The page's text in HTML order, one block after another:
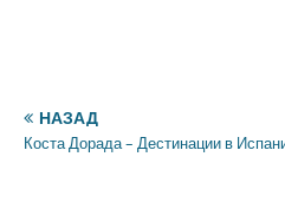
НАЗАД
Коста Дорада – Дестинации в